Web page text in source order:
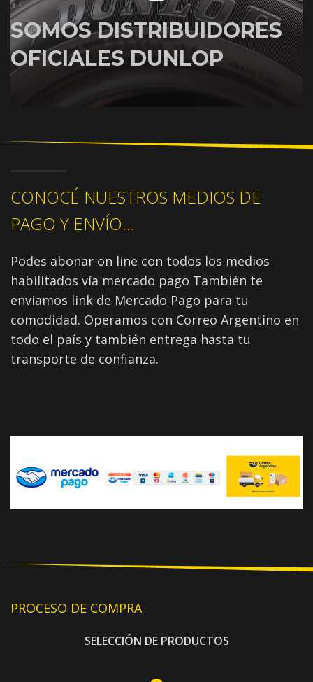
SOMOS DISTRIBUIDORES
OFICIALES DUNLOP
CONOCÉ NUESTROS MEDIOS DE
PAGO Y ENVÍO...
Podes abonar on line con todos los medios
habilitados vía mercado pago También te
enviamos link de Mercado Pago para tu
comodidad. Operamos con Correo Argentino en
todo el país y también entrega hasta tu
transporte de confianza.
PROCESO DE COMPRA
SELECCIÓN DE PRODUCTOS